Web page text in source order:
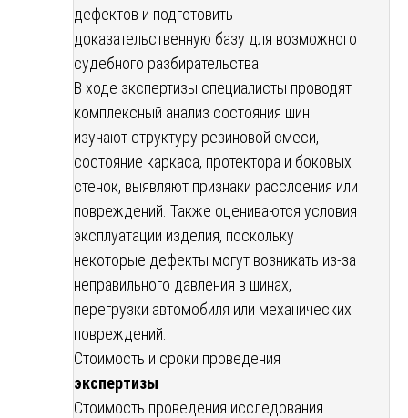
дефектов и подготовить
доказательственную базу для возможного
судебного разбирательства.
В ходе экспертизы специалисты проводят
комплексный анализ состояния шин:
изучают структуру резиновой смеси,
состояние каркаса, протектора и боковых
стенок, выявляют признаки расслоения или
повреждений. Также оцениваются условия
эксплуатации изделия, поскольку
некоторые дефекты могут возникать из-за
неправильного давления в шинах,
перегрузки автомобиля или механических
повреждений.
Стоимость и сроки проведения
экспертизы
Стоимость проведения исследования